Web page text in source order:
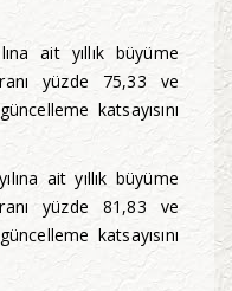
ait yıllık büyüme
yüzde 75,33 ve
katsayısını
ait yıllık büyüme
yüzde 81,83 ve
katsayısını